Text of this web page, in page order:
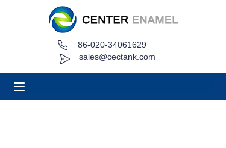
sales@cectank.com
86-020-34061629
के बारे में